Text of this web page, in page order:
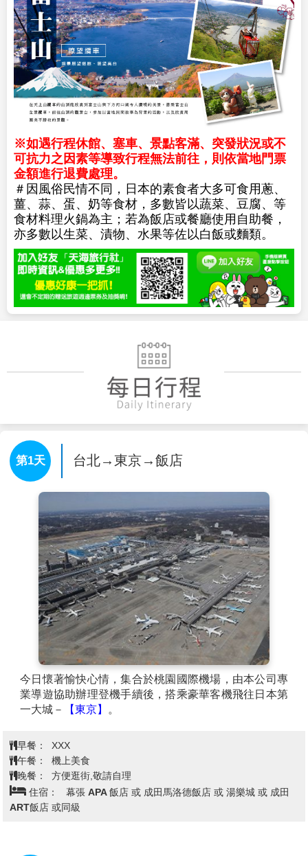
※如遇行程休館、塞車、景點客滿、突發狀況或不
可抗力之因素等導致行程無法前往，則依當地門票
金額進行退費處理。
＃因風俗民情不同，日本的素食者大多可食用蔥、
薑、蒜、蛋、奶等食材，多數皆以蔬菜、豆腐、等
食材料理火鍋為主；若為飯店或餐廳使用自助餐，
亦多數以生菜、漬物、水果等佐以白飯或麵類。
第1天 台北→東京→飯店
今日懷著愉快心情，集合於桃園國際機場，由本公司專
業導遊協助辦理登機手續後，搭乘豪華客機飛往日本第
一大城－
【東京】 。
早餐：
XXX
午餐：
機上美食
晚餐：
方便逛街,敬請自理
住宿：
幕張 APA 飯店 或 成田馬洛德飯店 或 湯樂城 或 成田
ART飯店 或同級